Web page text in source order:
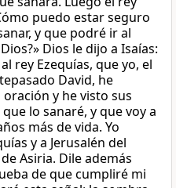
puedo estar seguro
y que podré ir al
Dios le dijo a Isaías:
rey Ezequías, que yo, el
David, he
y he visto sus
lo sanaré, y que voy a
más de vida. Yo
y a Jerusalén del
Asiria. Dile además
de que cumpliré mi